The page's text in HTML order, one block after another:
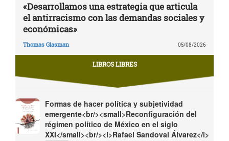
«Desarrollamos una estrategia que articula
el antirracismo con las demandas sociales y
económicas»
Thomas Glasman 05/08/2026
LIBROS LIBRES
Formas de hacer política y subjetividad
emergente<br/><small>Reconfiguración del
régimen político de México en el siglo
XXI</small><br/><i>Rafael Sandoval Álvarez</i>